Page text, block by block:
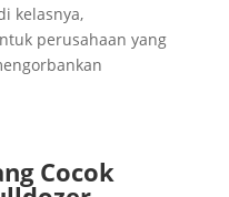
kelasnya,
perusahaan yang
Cocok